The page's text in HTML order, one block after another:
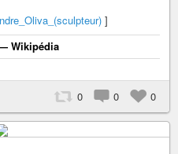
]
Wikipédia
0 0 0